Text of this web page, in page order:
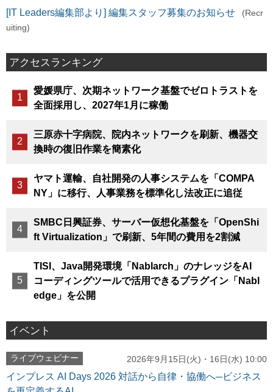
[IT Leaders編集部より] 編集スタッフ募集のお知らせ
(Recr
uiting)
アクセスランキング
愛媛県庁、次期ネットワーク基盤でゼロトラストを
全面採用し、2027年1月に稼働
三原赤十字病院、院内ネットワークを刷新、機器交
換時の復旧作業を簡素化
ヤマト運輸、自社開発の人事システムを「COMPA
NY」に移行、人事業務を標準化し法改正に追従
SMBC日興証券、サーバー仮想化基盤を「OpenShi
ft Virtualization」で刷新、5年間の費用を2割減
TISI、Java開発環境「Nablarch」のナレッジをAI
コーディングツールで活用できるプラグイン「Nabl
edge」を公開
イベント
ライブウェビナー 2026年9月15日(火)・16日(水) 10:00
インプレス AI Days 2026 対話から自律・協働へ─ビジネス